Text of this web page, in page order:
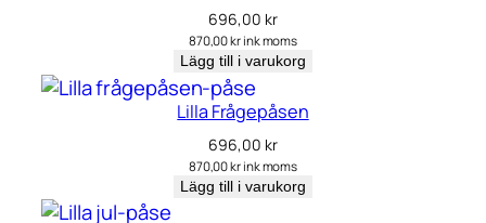
696,00 kr
870,00kr ink moms
Lägg till i varukorg
Lilla Frågepåsen
696,00 kr
870,00kr ink moms
Lägg till i varukorg